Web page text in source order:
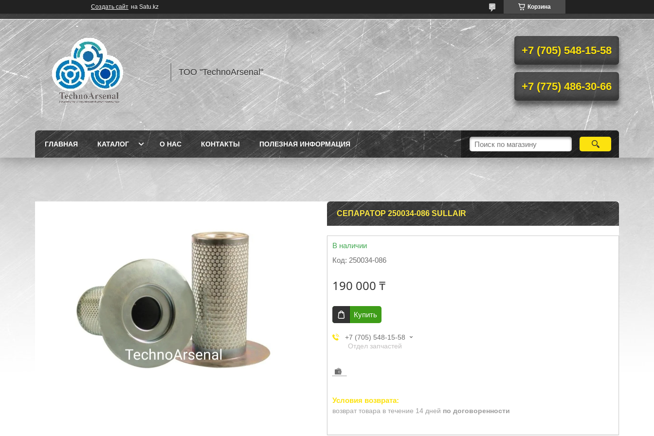
Создать сайт на Satu.kz Корзина
ТОО "TechnoArsenal"
+7 (705) 548-15-58
+7 (775) 486-30-66
ГЛАВНАЯ КАТАЛОГ О НАС КОНТАКТЫ ПОЛЕЗНАЯ ИНФОРМАЦИЯ
СЕПАРАТОР 250034-086 SULLAIR
В наличии
Код: 250034-086
190 000 ₸
Купить
+7 (705) 548-15-58
Отдел запчастей
возврат товара в течение 14 дней по договоренности